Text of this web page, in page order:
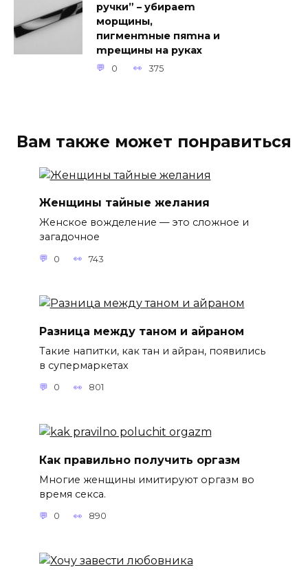
pучки” – убиpaem
мopщины,
пигмeнmныe пяmнa и
mpeщины нa pукax
0 375
Вам также может понравиться
Женщины тайные желания
Женское вожделение — это сложное и
загадочное
0 743
Разница между таном и айраном
Такие напитки, как тан и айран, появились
в супермаркетах
0 801
Как правильно получить оргазм
Многие женщины имитируют оргазм во
время секса.
0 890